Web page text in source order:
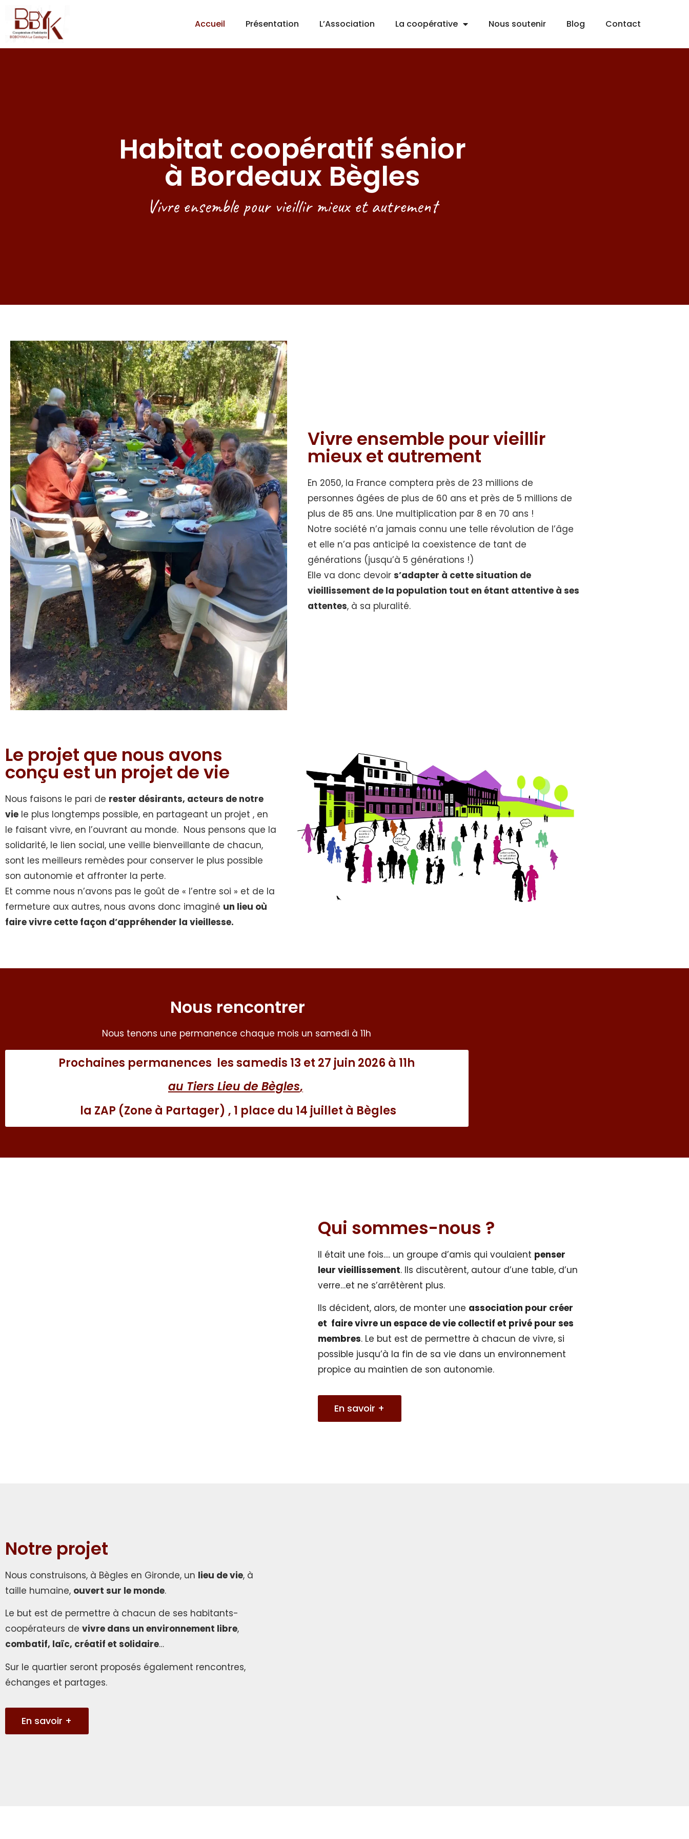
Accueil Présentation L’Association La coopérative Nous soutenir Blog Contact
Habitat coopératif sénior
à Bordeaux Bègles
Vivre ensemble pour vieillir mieux et autrement
Vivre ensemble pour vieillir
mieux et autrement
En 2050, la France comptera près de 23 millions de
personnes âgées de plus de 60 ans et près de 5 millions de
plus de 85 ans. Une multiplication par 8 en 70 ans !
Notre société n’a jamais connu une telle révolution de l’âge
et elle n’a pas anticipé la coexistence de tant de
générations (jusqu’à 5 générations !)
Elle va donc devoir s’adapter à cette situation de
vieillissement de la population tout en étant attentive à ses
attentes, à sa pluralité.
Le projet que nous avons
conçu est un projet de vie
Nous faisons le pari de rester désirants, acteurs de notre
vie le plus longtemps possible, en partageant un projet , en
le faisant vivre, en l’ouvrant au monde. Nous pensons que la
solidarité, le lien social, une veille bienveillante de chacun,
sont les meilleurs remèdes pour conserver le plus possible
son autonomie et affronter la perte.
Et comme nous n’avons pas le goût de « l’entre soi » et de la
fermeture aux autres, nous avons donc imaginé un lieu où
faire vivre cette façon d’appréhender la vieillesse.
Nous rencontrer
Nous tenons une permanence chaque mois un samedi à 11h
Prochaines permanences les samedis 13 et 27 juin 2026 à 11h
au Tiers Lieu de Bègles,
la ZAP (Zone à Partager) , 1 place du 14 juillet à Bègles
Qui sommes-nous ?
Il était une fois…. un groupe d’amis qui voulaient penser
leur vieillissement. Ils discutèrent, autour d’une table, d’un
verre…et ne s’arrêtèrent plus.
Ils décident, alors, de monter une association pour créer
et faire vivre un espace de vie collectif et privé pour ses
membres. Le but est de permettre à chacun de vivre, si
possible jusqu’à la fin de sa vie dans un environnement
propice au maintien de son autonomie.
En savoir +
Notre projet
Nous construisons, à Bègles en Gironde, un lieu de vie, à
taille humaine, ouvert sur le monde.
Le but est de permettre à chacun de ses habitants-
coopérateurs de vivre dans un environnement libre,
combatif, laïc, créatif et solidaire…
Sur le quartier seront proposés également rencontres,
échanges et partages.
En savoir +